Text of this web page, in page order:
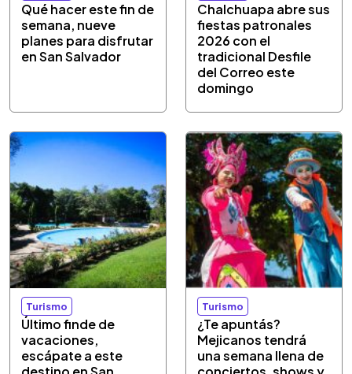
Qué hacer este fin de
semana, nueve
planes para disfrutar
en San Salvador
Chalchuapa abre sus
fiestas patronales
2026 con el
tradicional Desfile
del Correo este
domingo
Turismo
Último finde de
vacaciones,
escápate a este
Turismo
¿Te apuntás?
Mejicanos tendrá
una semana llena de